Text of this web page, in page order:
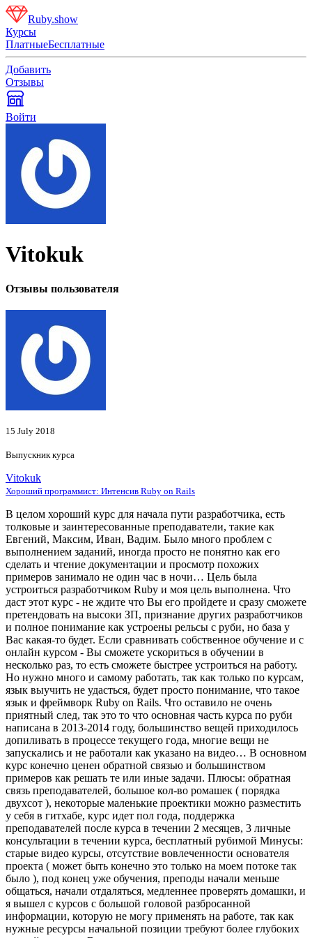
Ruby.show
Курсы
ПлатныеБесплатные
Добавить
Отзывы
Войти
Vitokuk
Отзывы пользователя
15 July 2018
Выпускник курса
Vitokuk
Хороший программист: Интенсив Ruby on Rails
В целом хороший курс для начала пути разработчика, есть
толковые и заинтересованные преподаватели, такие как
Евгений, Максим, Иван, Вадим. Было много проблем с
выполнением заданий, иногда просто не понятно как его
сделать и чтение документации и просмотр похожих
примеров занимало не один час в ночи… Цель была
устроиться разработчиком Ruby и моя цель выполнена. Что
даст этот курс - не ждите что Вы его пройдете и сразу сможете
претендовать на высоки ЗП, признание других разработчиков
и полное понимание как устроены рельсы с руби, но база у
Вас какая-то будет. Если сравнивать собственное обучение и с
онлайн курсом - Вы сможете ускориться в обучении в
несколько раз, то есть сможете быстрее устроиться на работу.
Но нужно много и самому работать, так как только по курсам,
язык выучить не удасться, будет просто понимание, что такое
язык и фреймворк Ruby on Rails. Что оставило не очень
приятный след, так это то что основная часть курса по руби
написана в 2013-2014 году, большинство вещей приходилось
допиливать в процессе текущего года, многие вещи не
запускались и не работали как указано на видео… В основном
курс конечно ценен обратной связью и большинством
примеров как решать те или иные задачи. Плюсы: обратная
связь преподавателей, большое кол-во ромашек ( порядка
двухсот ), некоторые маленькие проектики можно разместить
у себя в гитхабе, курс идет пол года, поддержка
преподавателей после курса в течении 2 месяцев, 3 личные
консультации в течении курса, бесплатный рубимой Минусы:
старые видео курсы, отсутствие вовлеченности основателя
проекта ( может быть конечно это только на моем потоке так
было ), под конец уже обучения, преподы начали меньше
общаться, начали отдаляться, медленнее проверять домашки, и
я вышел с курсов с большой головой разбросанной
информации, которую не могу применять на работе, так как
нужные ресурсы начальной позиции требуют более глубоких